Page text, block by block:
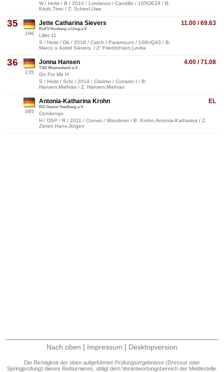
W / Holst / B / 2010 / Lordanos / Candillo / 105OE29 / B:
Kloth,Timo / Z: Scheel,Uwe
35
196
11.00 / 69.63
Jette Catharina Sievers
RuFV Husberg u.Umg.e.V.
Lillet 11
S / Holst / Db / 2018 / Catch / Paramount / 108UQ43 / B:
Marco u.Astrid Sievers, / Z: Friedrichsen,Levka
36
135
4.00 / 71.08
Jonna Hansen
TSG Westerdeich e.V
Go For Me H
S / Holst / Schi / 2014 / Clarimo / Corrado I / B:
Hansen,Mathias / Z: Hansen,Mathias
085
EL
Antonia-Katharina Krohn
RG Gestüt Heidberg e.V.
Condengo
H / DSP / R / 2011 / Convoi / Wanderer / B: Krohn,Antonia-Katharina / Z:
Zieten,Hans-Jürgen
Nach oben | Impressum | Desktopversion
Die Richtigkeit der oben aufgeführten Prüfungsergebnisse (Dressur oder
Springprüfung) dieses Reitturnieres, obligt dem Verantwortungsbereich der Meldestelle.